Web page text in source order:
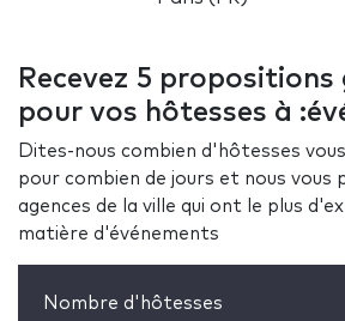
Recevez 5
pour vos hôtesses à
Dites-nous combien d'hôtesses
pour combien de jours et nous vous
agences de la ville qui ont le plus
matière d'événements
Nombre d'hôtesses